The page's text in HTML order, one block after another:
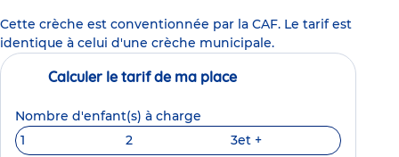
Cette crèche est conventionnée par la CAF. Le tarif est
identique à celui d'une crèche municipale.
Calculer le tarif de ma place
Nombre d'enfant(s) à charge
1
2 3et +